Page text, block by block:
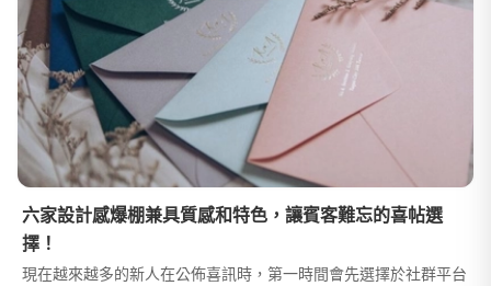
六家設計感爆棚兼具質感和特色，讓賓客難忘的喜帖選
擇！
現在越來越多的新人在公佈喜訊時，第一時間會先選擇於社群平台